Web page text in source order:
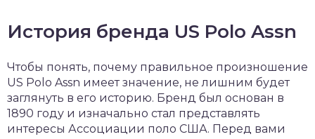
История бренда US Polo Assn
Чтобы понять, почему правильное произношение
US Polo Assn имеет значение, не лишним будет
заглянуть в его историю. Бренд был основан в
1890 году и изначально стал представлять
интересы Ассоциации поло США. Перед вами